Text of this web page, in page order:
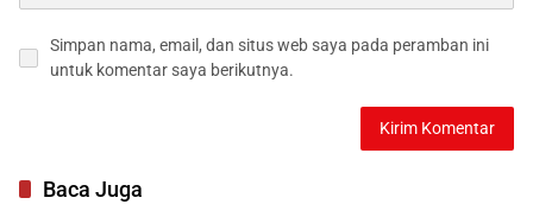
Simpan nama, email, dan situs web saya pada peramban ini
untuk komentar saya berikutnya.
Baca Juga